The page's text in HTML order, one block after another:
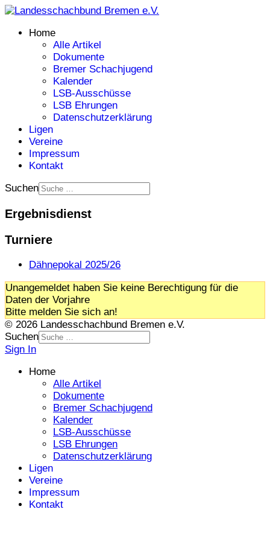
Home
Alle Artikel
Dokumente
Bremer Schachjugend
Kalender
LSB-Ausschüsse
LSB Ehrungen
Datenschutzerklärung
Ligen
Vereine
Impressum
Kontakt
Suchen
Ergebnisdienst
Turniere
Dähnepokal 2025/26
Unangemeldet haben Sie keine Berechtigung für die
Daten der Vorjahre
Bitte melden Sie sich an!
© 2026 Landesschachbund Bremen e.V.
Suchen
Sign In
Home
Alle Artikel
Dokumente
Bremer Schachjugend
Kalender
LSB-Ausschüsse
LSB Ehrungen
Datenschutzerklärung
Ligen
Vereine
Impressum
Kontakt